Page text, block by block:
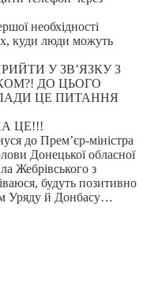
необхідності
куди люди можуть
У ЗВ’ЯЗКУ З
ДО ЦЬОГО
ЦЕ ПИТАННЯ
ЦЕ!!!
до Прем’єр-міністра
Донецької обласної
Жебрівського з
будуть позитивно
Уряду й Донбасу…